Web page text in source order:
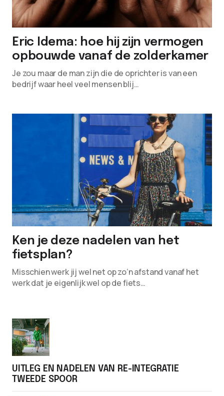
Eric Idema: hoe hij zijn vermogen
opbouwde vanaf de zolderkamer
Je zou maar de man zijn die de oprichter is van een
bedrijf waar heel veel mensen blij…
Ken je deze nadelen van het
fietsplan?
Misschien werk jij wel net op zo’n afstand vanaf het
werk dat je eigenlijk wel op de fiets…
UITLEG EN NADELEN VAN RE-INTEGRATIE
TWEEDE SPOOR